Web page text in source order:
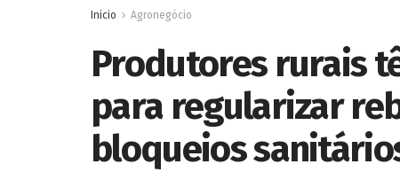
Inicio Agronegócio
Produtores rurais
para regularizar
bloqueios